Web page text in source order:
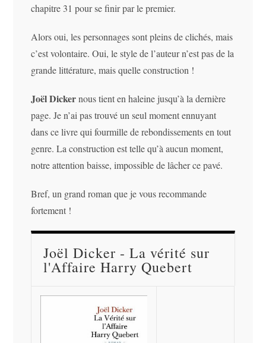
chapitre 31 pour se finir par le premier.
Alors oui, les personnages sont pleins de clichés, mais
c’est volontaire. Oui, le style de l’auteur n’est pas de la
grande littérature, mais quelle construction !
Joël Dickernous tient en haleine jusqu’à la dernière
page. Je n’ai pas trouvé un seul moment ennuyant
dans ce livre qui fourmille de rebondissements en tout
genre. La construction est telle qu’à aucun moment,
notre attention baisse, impossible de lâcher ce pavé.
Bref, un grand roman que je vous recommande
fortement !
Joël Dicker - La vérité sur
l'Affaire Harry Quebert